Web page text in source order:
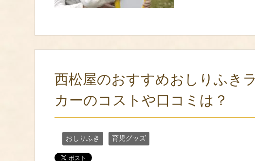
西松屋のおすすめおしりふき
カーのコストや口コミは？
おしりふき 育児グッズ